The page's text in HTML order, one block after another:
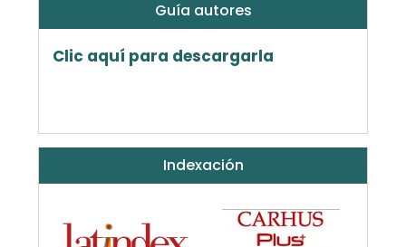
Guía autores
Clic aquí para descargarla
Indexación